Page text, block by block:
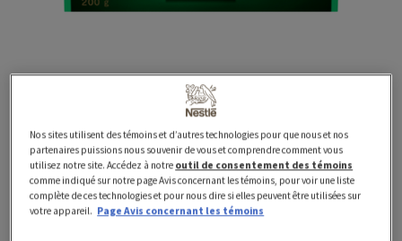
200gAFTER EIGHT
AFTER EIGHT Menthes
Nos sites utilisent des témoins et d’autres technologies pour que nous et nos
partenaires puissions nous souvenir de vous et comprendre comment vous
utilisez notre site. Accédez à notre outil de consentement des témoins
comme indiqué sur notre page Avis concernant les témoins, pour voir une liste
complète de ces technologies et pour nous dire si elles peuvent être utilisées sur
votre appareil. Page Avis concernant les témoins